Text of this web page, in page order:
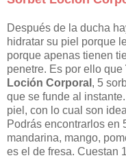
Después de la ducha
hidratar su piel porque
porque apenas tienen
penetre. Es por ello que
Loción Corporal , 5
que se funde al instante.
piel, con lo cual son
Podrás encontrarlos en
mandarina, mango,
es el de fresa. Cuestan